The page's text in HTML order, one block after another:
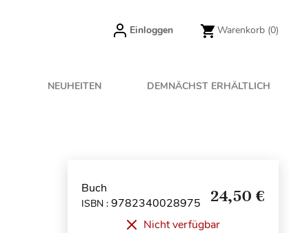
Einloggen Warenkorb (0)
NEUHEITEN DEMNÄCHST ERHÄLTLICH
Buch
ISBN : 9782340028975 24,50 €
Nicht verfügbar